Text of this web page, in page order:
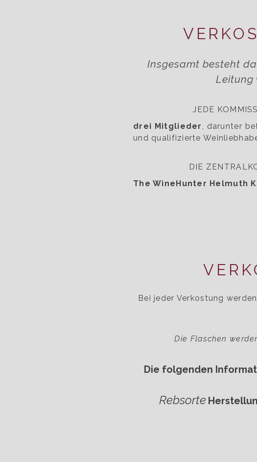
Insgesamt besteht
Leitung
JEDE
drei Mitglieder
, darunter
und qualifizierte
DIE
The WineHunter Helmuth
Bei jeder Verkostung
Die Flaschen
Die folgenden
Rebsorte